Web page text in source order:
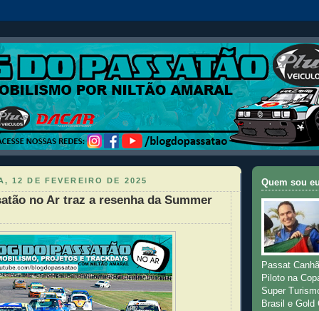
12 DE FEVEREIRO DE 2025
no Ar traz a resenha da Summer
Quem sou
Passat
Piloto na
Super
Brasil e